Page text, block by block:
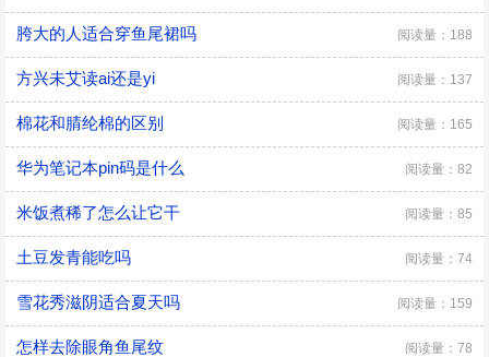
胯大的人适合穿鱼尾裙吗 阅读量：188
方兴未艾读ai还是yi 阅读量：137
棉花和腈纶棉的区别 阅读量：165
华为笔记本pin码是什么 阅读量：82
米饭煮稀了怎么让它干 阅读量：85
土豆发青能吃吗 阅读量：74
雪花秀滋阴适合夏天吗 阅读量：159
怎样去除眼角鱼尾纹 阅读量：78